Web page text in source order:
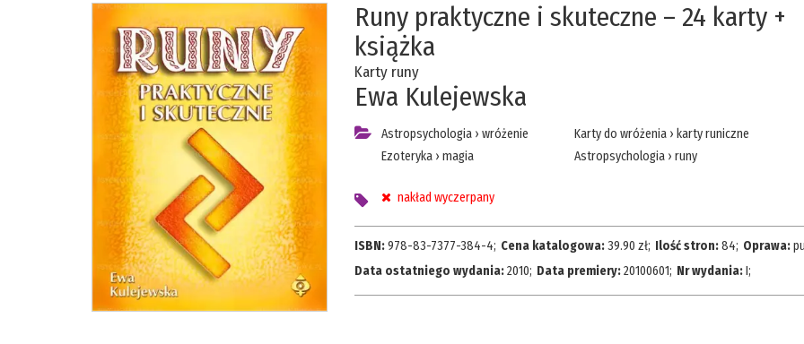
Runy praktyczne i skuteczne – 24 karty +
książka
Karty runy
Ewa Kulejewska
Astropsychologia› wróżenie
Ezoteryka› magia
Karty do wróżenia› karty runiczne
Astropsychologia› runy
nakład wyczerpany
ISBN:978-83-7377-384-4; Cena katalogowa:39.90 zł; Ilość stron:84; Oprawa:
Data ostatniego wydania:2010; Data premiery:20100601; Nr wydania:I;